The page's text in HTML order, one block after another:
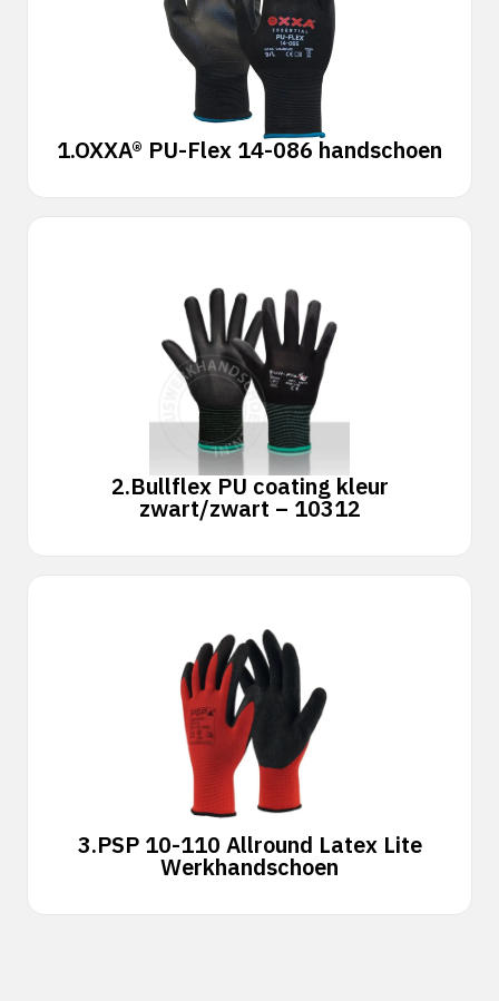
1.OXXA® PU-Flex 14-086 handschoen
2.Bullflex PU coating kleur
zwart/zwart – 10312
3.PSP 10-110 Allround Latex Lite
Werkhandschoen